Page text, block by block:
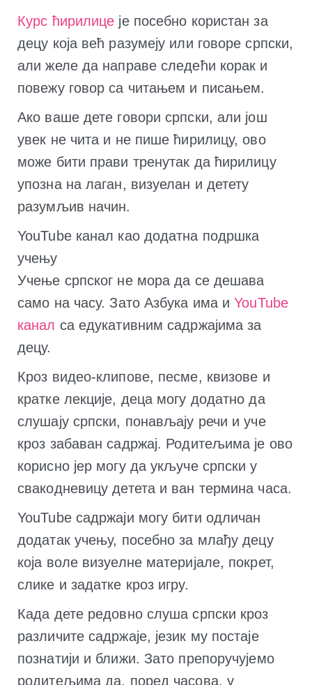
Курс ћирилице је посебно користан за
децу која већ разумеју или говоре српски,
али желе да направе следећи корак и
повежу говор са читањем и писањем.
Ако ваше дете говори српски, али још
увек не чита и не пише ћирилицу, ово
може бити прави тренутак да ћирилицу
упозна на лаган, визуелан и детету
разумљив начин.
YouTube канал као додатна подршка
учењу
Учење српског не мора да се дешава
само на часу. Зато Азбука има иYouTube
канал са едукативним садржајима за
децу.
Кроз видео-клипове, песме, квизове и
кратке лекције, деца могу додатно да
слушају српски, понављају речи и уче
кроз забаван садржај. Родитељима је ово
корисно јер могу да укључе српски у
свакодневицу детета и ван термина часа.
YouTube садржаји могу бити одличан
додатак учењу, посебно за млађу децу
која воле визуелне материјале, покрет,
слике и задатке кроз игру.
Када дете редовно слуша српски кроз
различите садржаје, језик му постаје
познатији и ближи. Зато препоручујемо
родитељима да, поред часова, у